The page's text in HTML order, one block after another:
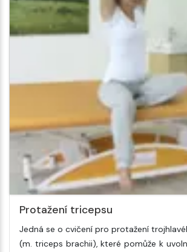
Protažení tricepsu
Jedná se o cvičení pro protažení
(m. triceps brachii), které pomůže k